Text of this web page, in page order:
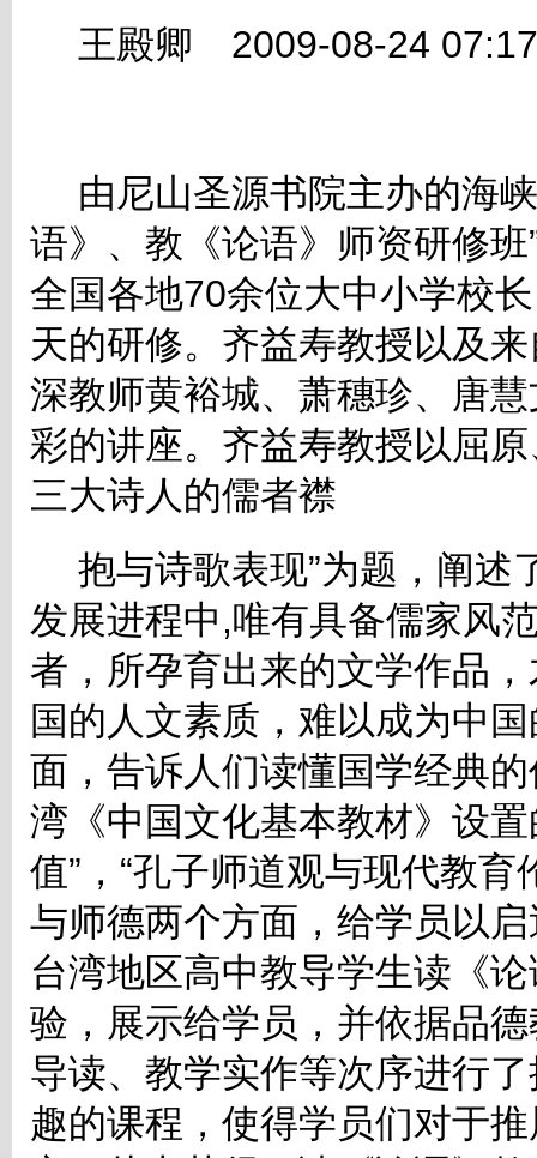
王殿卿 2009-08-24
由尼山圣源书院主办的海
语》、教《论语》师资研修
全国各地70余位大中小学校
天的研修。齐益寿教授以及
深教师黄裕城、萧穗珍、唐
彩的讲座。齐益寿教授以屈
三大诗人的儒者襟
抱与诗歌表现”为题，阐述
发展进程中,唯有具备儒家风
者，所孕育出来的文学作品
国的人文素质，难以成为中
面，告诉人们读懂国学经典
湾《中国文化基本教材》设
值”，“孔子师道观与现代教育
与师德两个方面，给学员以
台湾地区高中教导学生读《
验，展示给学员，并依据品
导读、教学实作等次序进行
趣的课程，使得学员们对于